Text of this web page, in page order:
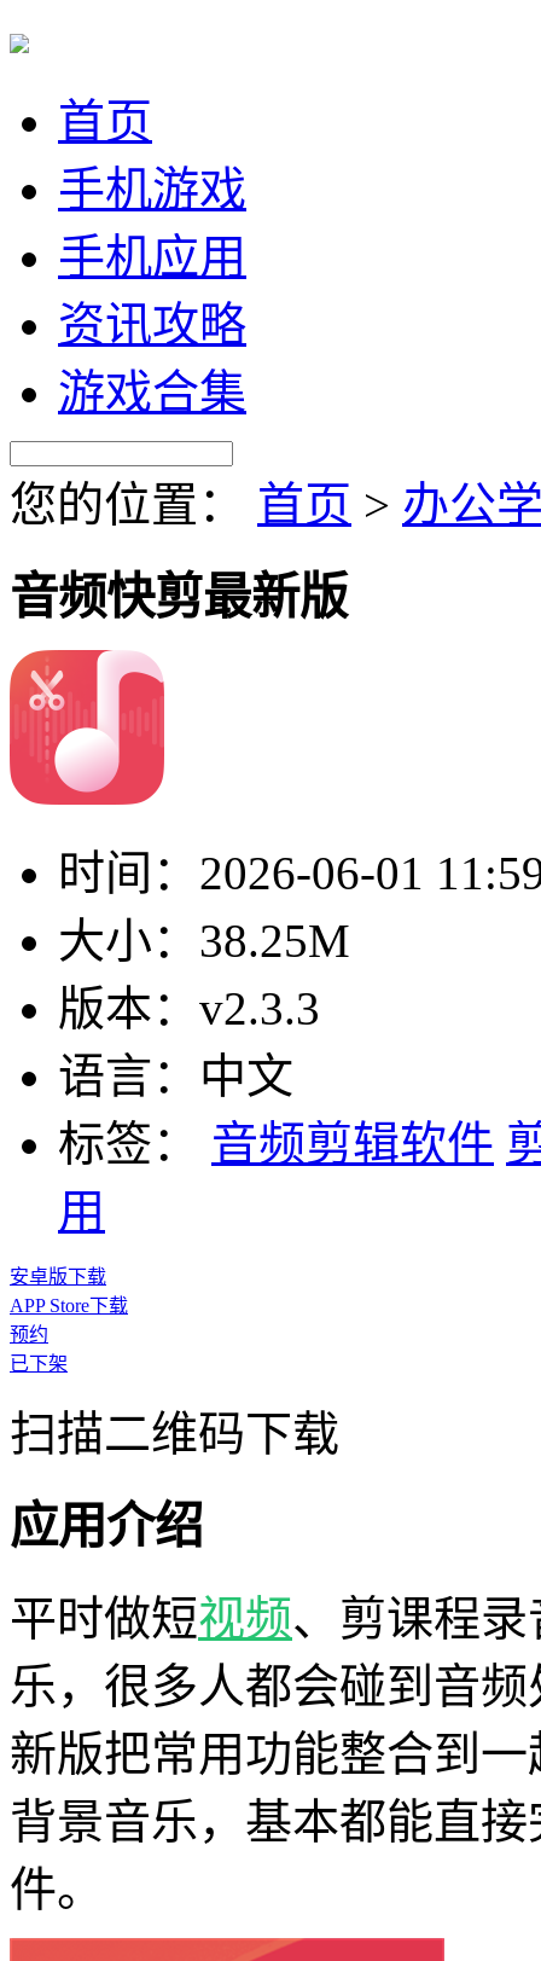
首页
手机游戏
手机应用
资讯攻略
游戏合集
您的位置： 首页 > 办公
音频快剪最新版
时间： 2026-06-01
大小： 38.25M
版本： v2.3.3
语言： 中文
标签：
音频剪辑软件
用
安卓版下载
APP Store下载
预约
已下架
扫描二维码下载
应用介绍
平时做短视频、剪课程
乐，很多人都会碰到音
新版把常用功能整合到
背景音乐，基本都能直
件。